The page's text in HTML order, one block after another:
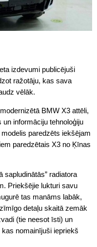
izdevumi publicējuši
ražotāju, kas sava
vēlāk.
BMW X3 attēli,
informāciju tehnoloģiju
paredzēts iekšējam
paredzētais X3 no Ķīnas
sapludinātās” radiatora
Priekšējie lukturi savu
tas manāms labāk,
detaļu skaitā zemāk
(tie neesot īsti) un
nomainījuši iepriekš